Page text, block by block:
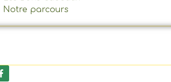
Notre parcours